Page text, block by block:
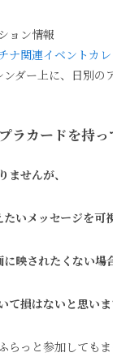
ョン情報
ナ関連イベントカ
ンダー上に、日別の
ラカードを持
ませんが、
いメッセージを可
映されたくない場
て損はないと思いま
らっと参加しても